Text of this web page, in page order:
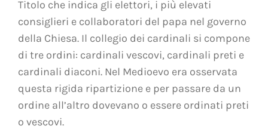
Titolo che indica gli elettori, i più elevati
consiglieri e collaboratori del papa nel governo
della Chiesa. Il collegio dei cardinali si compone
di tre ordini: cardinali vescovi, cardinali preti e
cardinali diaconi. Nel Medioevo era osservata
questa rigida ripartizione e per passare da un
ordine all’altro dovevano o essere ordinati preti
o vescovi.